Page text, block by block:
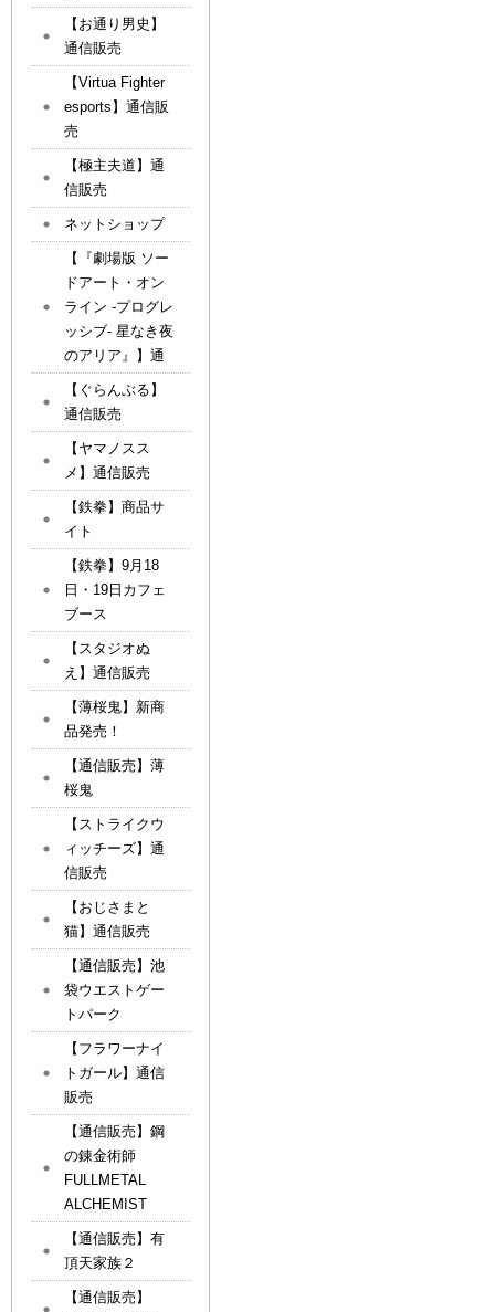
【お通り男史】
通信販売
【Virtua Fighter
esports】通信販
売
【極主夫道】通
信販売
ネットショップ
【『劇場版 ソー
ドアート・オン
ライン -プログレ
ッシブ- 星なき夜
のアリア』】通
【ぐらんぶる】
通信販売
【ヤマノスス
メ】通信販売
【鉄拳】商品サ
イト
【鉄拳】9月18
日・19日カフェ
ブース
【スタジオぬ
え】通信販売
【薄桜鬼】新商
品発売！
【通信販売】薄
桜鬼
【ストライクウ
ィッチーズ】通
信販売
【おじさまと
猫】通信販売
【通信販売】池
袋ウエストゲー
トパーク
【フラワーナイ
トガール】通信
販売
【通信販売】鋼
の錬金術師
FULLMETAL
ALCHEMIST
【通信販売】有
頂天家族２
【通信販売】